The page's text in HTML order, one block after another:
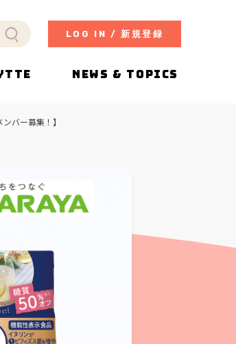
LOG IN / 新規登録
NEWS & TOPICS
バー募集！】